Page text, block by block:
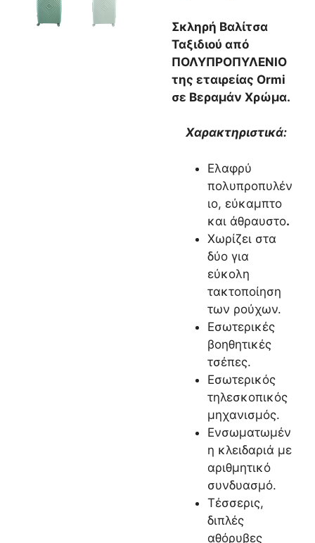
Σκληρή Βαλίτσα
Ταξιδιού από
ΠΟΛΥΠΡΟΠΥΛΕΝΙΟ
της εταιρείας Ormi
σε Βεραμάν Χρώμα.
Χαρακτηριστικά:
Ελαφρύ
πολυπροπυλέν
ιο, εύκαμπτο
και άθραυστο.
Χωρίζει στα
δύο για
εύκολη
τακτοποίηση
των ρούχων.
Εσωτερικές
βοηθητικές
τσέπες.
Εσωτερικός
τηλεσκοπικός
μηχανισμός.
Ενσωματωμέν
η κλειδαριά με
αριθμητικό
συνδυασμό.
Τέσσερις,
διπλές
αθόρυβες